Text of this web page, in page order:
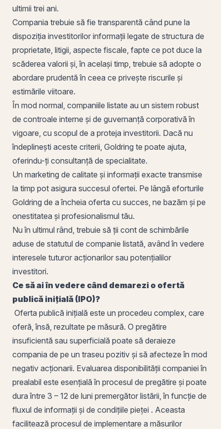
ultimii trei ani.
Compania trebuie să fie transparentă când pune la
dispoziția investitorilor informații legate de structura de
proprietate, litigii, aspecte fiscale, fapte ce pot duce la
scăderea valorii și, în același timp, trebuie să adopte o
abordare prudentă în ceea ce privește riscurile și
estimările viitoare.
În mod normal, companiile listate au un sistem robust
de controale interne și de guvernanță corporativă în
vigoare, cu scopul de a proteja investitorii. Dacă nu
îndeplinești aceste criterii, Goldring te poate ajuta,
oferindu-ți consultanță de specialitate.
Un marketing de calitate și informații exacte transmise
la timp pot asigura succesul ofertei. Pe lângă eforturile
Goldring de a încheia oferta cu succes, ne bazăm și pe
onestitatea și profesionalismul tău.
Nu în ultimul rând, trebuie să ții cont de schimbările
aduse de statutul de companie listată, având în vedere
interesele tuturor acționarilor sau potențialilor
investitori.
Ce să ai în vedere când demarezi o ofertă
publică inițială (IPO)?
Oferta publică inițială este un procedeu complex, care
oferă, însă, rezultate pe măsură. O pregătire
insuficientă sau superficială poate să deraieze
compania de pe un traseu pozitiv și să afecteze în mod
negativ acționarii. Evaluarea disponibilității companiei în
prealabil este esențială în procesul de pregătire și poate
dura între 3 – 12 de luni premergător listării, în funcție de
fluxul de informații și de condițiile pieței . Aceasta
facilitează procesul de implementare a măsurilor